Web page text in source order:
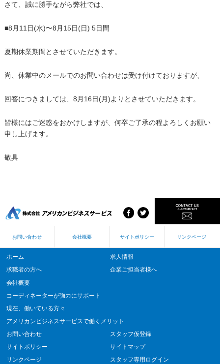
さて、誠に勝手ながら弊社では、
■8月11日(水)〜8月15日(日) 5日間
夏期休業期間とさせていただきます。
尚、休業中のメールでのお問い合わせは受け付けておりますが、
回答につきましては、8月16日(月)よりとさせていただきます。
皆様にはご迷惑をおかけしますが、何卒ご了承の程よろしくお願い
申し上げます。
敬具
お問い合わせ 会社概要 サイトポリシー リンクページ
ホーム
求人情報
求職者の方へ
企業ご担当者様へ
会社概要
コーディネーターが強力にサポート
現在、働いている方々
アメリカンビジネスサービスで働くメリット
お問い合わせ
スタッフ仮登録
サイトポリシー
サイトマップ
リンクページ
スタッフ専用ログイン